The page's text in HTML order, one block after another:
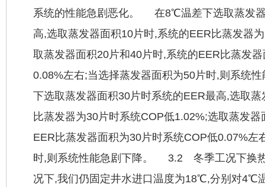
系统的性能急剧恶化。 在8℃温差下选取蒸发
高,选取蒸发器面积10片时,系统的EER比蒸发器
取蒸发器面积20片和40片时,系统的EER比蒸发
0.08%左右;当选择蒸发器面积为50片时,则系
下选取蒸发器面积30片时系统的EER最高,选取
比蒸发器为30片时系统COP低1.02%;选取蒸发
EER比蒸发器面积为30片时系统COP低0.07%左
时,则系统性能急剧下降。 3.2 冬季工况下换
况下,我们仍固定井水进口温度为18℃,分别对